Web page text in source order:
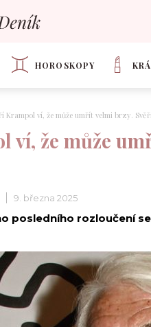
HOROSKOPY
Krampol ví, že může umřít velmi brzy.
ví, že může
9. března 2025
posledního rozloučení